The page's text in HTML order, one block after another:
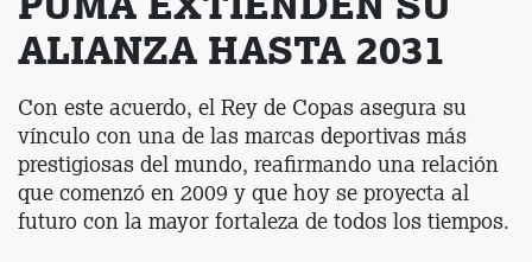
PUMA EXTIENDEN SU
ALIANZA HASTA 2031
Con este acuerdo, el Rey de Copas asegura su
vínculo con una de las marcas deportivas más
prestigiosas del mundo, reafirmando una relación
que comenzó en 2009 y que hoy se proyecta al
futuro con la mayor fortaleza de todos los tiempos.